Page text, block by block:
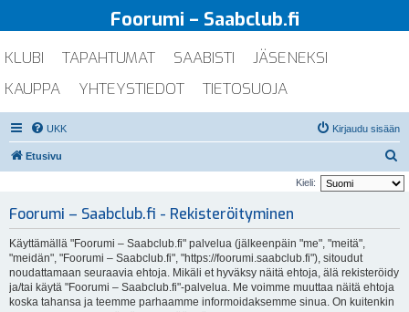
Foorumi – Saabclub.fi
KLUBI TAPAHTUMAT SAABISTI
JÄSENEKSI
KAUPPA
YHTEYSTIEDOT TIETOSUOJA
UKK Kirjaudu sisään
Etusivu
t
Kieli:
Foorumi – Saabclub.fi - Rekisteröityminen
Käyttämällä "Foorumi – Saabclub.fi" palvelua (jälkeenpäin "me", "meitä",
"meidän", "Foorumi – Saabclub.fi", "https://foorumi.saabclub.fi"), sitoudut
noudattamaan seuraavia ehtoja. Mikäli et hyväksy näitä ehtoja, älä rekisteröidy
ja/tai käytä "Foorumi – Saabclub.fi"-palvelua. Me voimme muuttaa näitä ehtoja
koska tahansa ja teemme parhaamme informoidaksemme sinua. On kuitenkin